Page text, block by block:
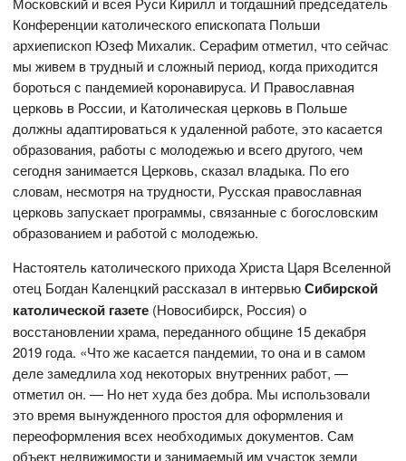
Конференции католического епископата Польши
архиепископ Юзеф Михалик. Серафим отметил, что сейчас
мы живем в трудный и сложный период, когда приходится
бороться с пандемией коронавируса. И Православная
церковь в России, и Католическая церковь в Польше
должны адаптироваться к удаленной работе, это касается
образования, работы с молодежью и всего другого, чем
сегодня занимается Церковь, сказал владыка. По его
словам, несмотря на трудности, Русская православная
церковь запускает программы, связанные с богословским
образованием и работой с молодежью.
Настоятель католического прихода Христа Царя Вселенной
отец Богдан Каленцкий рассказал в интервьюСибирской
католической газете (Новосибирск, Россия) о
восстановлении храма, переданного общине 15 декабря
2019 года. «Что же касается пандемии, то она и в самом
деле замедлила ход некоторых внутренних работ, —
отметил он. — Но нет худа без добра. Мы использовали
это время вынужденного простоя для оформления и
переоформления всех необходимых документов. Сам
объект недвижимости и занимаемый им участок земли